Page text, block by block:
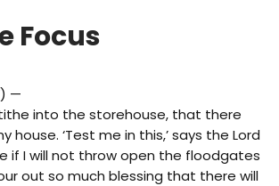
Focus
—
into the storehouse, that there
house. ‘Test me in this,’ says the Lord
if I will not throw open the floodgates
out so much blessing that there will